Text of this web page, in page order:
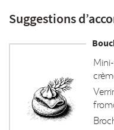
Suggestions